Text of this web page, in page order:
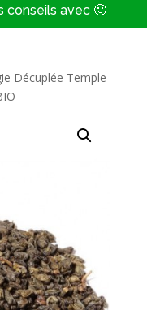
conseils avec 🙂
Décuplée Temple